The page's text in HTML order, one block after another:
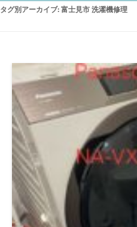
タグ別アーカイブ:富士見市 洗濯機修理